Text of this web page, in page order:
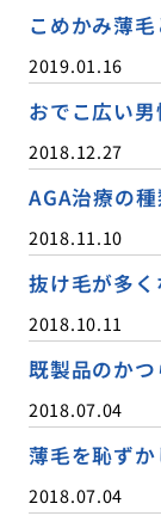
こめかみ薄
2019.01.16
おでこ広い
2018.12.27
AGA治療の
2018.11.10
抜け毛が多
2018.10.11
既製品のか
2018.07.04
薄毛を恥ず
2018.07.04